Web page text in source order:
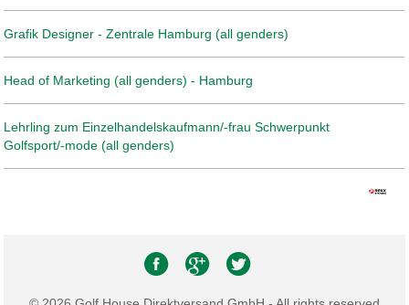
Grafik Designer - Zentrale Hamburg (all genders)
Head of Marketing (all genders) - Hamburg
Lehrling zum Einzelhandelskaufmann/-frau Schwerpunkt
Golfsport/-mode (all genders)